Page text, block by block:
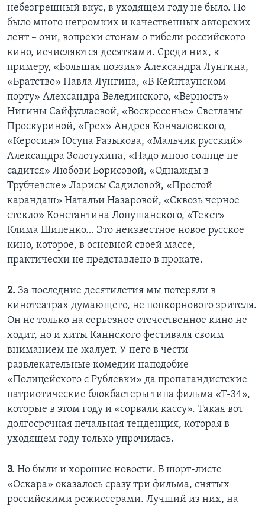
небезгрешный вкус, в уходящем году не было. Но
было много негромких и качественных авторских
лент – они, вопреки стонам о гибели российского
кино, исчисляются десятками. Среди них, к
примеру, «Большая поэзия» Александра Лунгина,
«Братство» Павла Лунгина, «В Кейптаунском
порту» Александра Велединского, «Верность»
Нигины Сайфуллаевой, «Воскресенье» Светланы
Проскуриной, «Грех» Андрея Кончаловского,
«Керосин» Юсупа Разыкова, «Мальчик русский»
Александра Золотухина, «Надо мною солнце не
садится» Любови Борисовой, «Однажды в
Трубчевске» Ларисы Садиловой, «Простой
карандаш» Натальи Назаровой, «Сквозь черное
стекло» Константина Лопушанского, «Текст»
Клима Шипенко… Это неизвестное новое русское
кино, которое, в основной своей массе,
практически не представлено в прокате.
2. За последние десятилетия мы потеряли в
кинотеатрах думающего, не попкорнового зрителя.
Он не только на серьезное отечественное кино не
ходит, но и хиты Каннского фестиваля своим
вниманием не жалует. У него в чести
развлекательные комедии наподобие
«Полицейского с Рублевки» да пропагандистские
патриотические блокбастеры типа фильма «Т-34»,
которые в этом году и «сорвали кассу». Такая вот
долгосрочная печальная тенденция, которая в
уходящем году только упрочилась.
3. Но были и хорошие новости. В шорт-листе
«Оскара» оказалось сразу три фильма, снятых
российскими режиссерами. Лучший из них, на